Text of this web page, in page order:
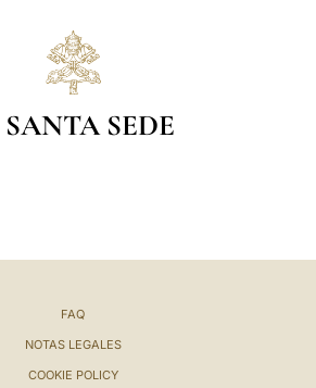
SANTA SEDE
FAQ
NOTAS LEGALES
COOKIE POLICY